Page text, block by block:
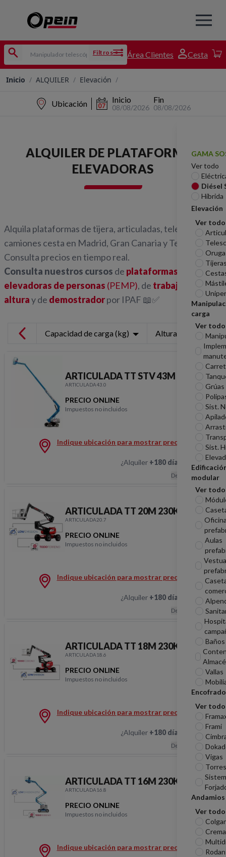
Filtros Área Clientes Cesta
Inicio / ALQUILER / Elevación /
Ubicación Inicio
08/08/2026
Fin
08/08/2026
GAMA
Ver todo
Diésel
Híbrida
Elevación
Ver todo
carga
Ver todo
Grúas
Sist.
Sist.
modular
Ver todo
Aulas
Vallas
Encofrado
Ver todo
Frami
Vigas
Andamios
Ver todo
ALQUILER DE PLATAFORMAS
ELEVADORAS
Alquila plataformas de tijera, articuladas, telescópicas y
camiones cesta en Madrid, Gran Canaria y Tenerife.
Consulta precios en tiempo real.
Consulta nuestros cursos de plataformas
elevadoras de personas (PEMP), de trabajos en
alturay de demostradorpor IPAF 📖✅
Capacidad de carga (kg) Altura de trabajo
ARTICULADA TT STV 43M 272KG
ARTICULADA43.0
PRECIO ONLINE
Impuestos no incluidos
ARTICULADA TT STV
Indique ubicación para mostrar precios
¿Alquiler +180 días Hablemos
Descripción
ARTICULADA TT 20M 230KG STV
ARTICULADA20.7
PRECIO ONLINE
Impuestos no incluidos
ARTICULADA TT 20M
Indique ubicación para mostrar precios
¿Alquiler +180 días Hablemos
Descripción
ARTICULADA TT 18M 230KG STV
ARTICULADA18.6
PRECIO ONLINE
Impuestos no incluidos
ARTICULADA TT 18M
Indique ubicación para mostrar precios
¿Alquiler +180 días Hablemos
Descripción
ARTICULADA TT 16M 230KG STV
ARTICULADA16.8
PRECIO ONLINE
Impuestos no incluidos
ARTICULADA TT 16M
Indique ubicación para mostrar precios